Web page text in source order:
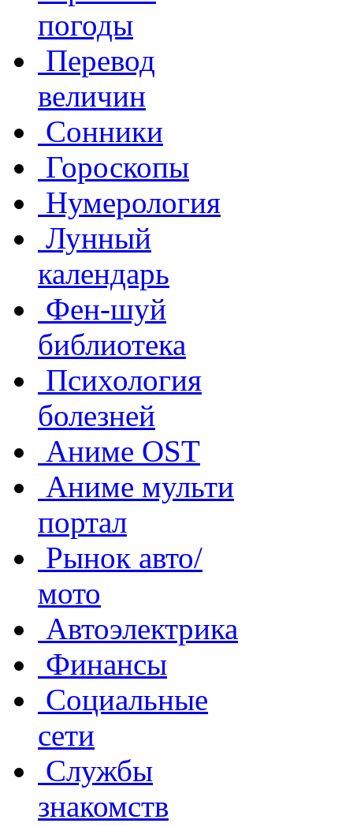
погоды
Перевод
величин
Сонники
Гороскопы
Нумерология
Лунный
календарь
Фен-шуй
библиотека
Психология
болезней
Аниме OST
Аниме мульти
портал
Рынок авто/
мото
Автоэлектрика
Финансы
Социальные
сети
Службы
знакомств